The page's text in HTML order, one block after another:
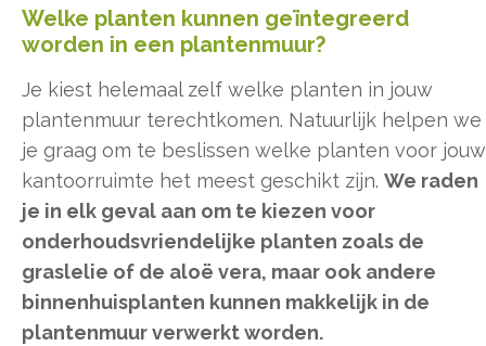
Welke planten kunnen geïntegreerd
worden in een plantenmuur?
Je kiest helemaal zelf welke planten in jouw
plantenmuur terechtkomen. Natuurlijk helpen we
je graag om te beslissen welke planten voor jouw
kantoorruimte het meest geschikt zijn. We raden
je in elk geval aan om te kiezen voor
onderhoudsvriendelijke planten zoals de
graslelie of de aloë vera, maar ook andere
binnenhuisplanten kunnen makkelijk in de
plantenmuur verwerkt worden.